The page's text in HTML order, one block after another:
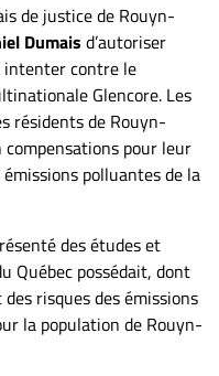
de justice de Rouyn-
Dumais d’autoriser
intenter contre le
Glencore. Les
résidents de Rouyn-
compensations pour leur
polluantes de la
des études et
Québec possédait, dont
risques des émissions
la population de Rouyn-